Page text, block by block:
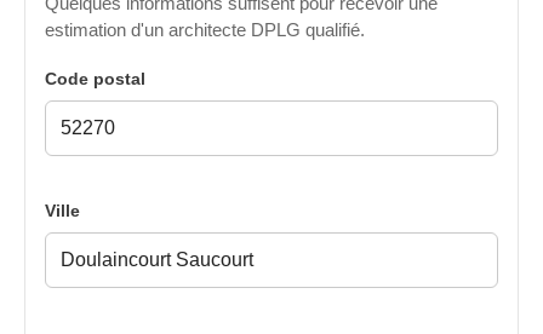
estimation d'un architecte DPLG qualifié.
Code postal
Ville